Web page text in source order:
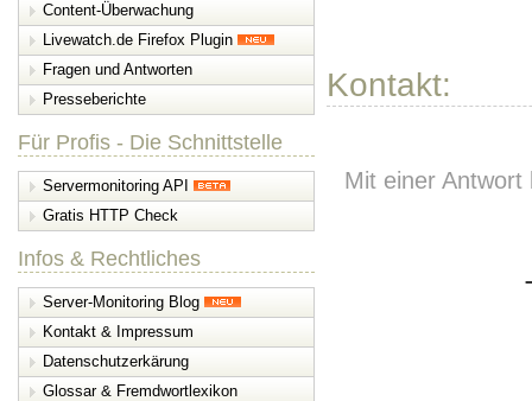
Kontakt:
Mit einer Antwort
Content-Überwachung
Livewatch.de Firefox Plugin
Fragen und Antworten
Presseberichte
Für Profis - Die Schnittstelle
Servermonitoring API
Gratis HTTP Check
Infos & Rechtliches
Server-Monitoring Blog
Kontakt & Impressum
Datenschutzerkärung
Glossar & Fremdwortlexikon